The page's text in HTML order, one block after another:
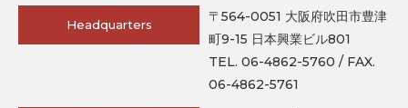
Headquarters
〒564-0051 大阪府吹田市豊津
町9-15 日本興業ビル801
TEL. 06-4862-5760 / FAX.
06-4862-5761